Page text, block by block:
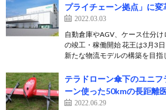
プライチェーン拠点」に変
2022.03.03
自動倉庫やAGV、ケース仕分
の竣工・稼働開始 花王は3月3
新たな物流モデルの構築を目
テラドローン傘下のユニ
ーン使った50kmの長距離
2022.06.29